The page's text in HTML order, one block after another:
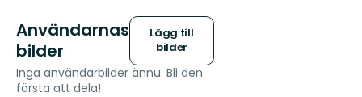
Användarnas
bilder
Lägg till
bilder
Inga användarbilder ännu. Bli den
första att dela!